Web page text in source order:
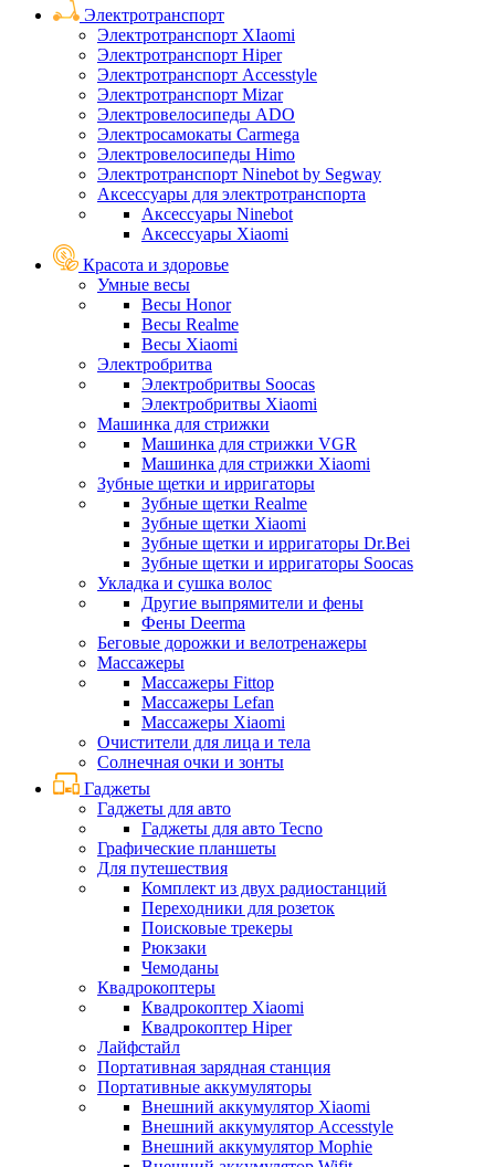
Электротранспорт
Электротранспорт XIaomi
Электротранспорт Hiper
Электротранспорт Accesstyle
Электротранспорт Mizar
Электровелосипеды ADO
Электросамокаты Carmega
Электровелосипеды Himo
Электротранспорт Ninebot by Segway
Аксессуары для электротранспорта
Аксессуары Ninebot
Аксессуары Xiaomi
Красота и здоровье
Умные весы
Весы Honor
Весы Realme
Весы Xiaomi
Электробритва
Электробритвы Soocas
Электробритвы Xiaomi
Машинка для стрижки
Машинка для стрижки VGR
Машинка для стрижки Xiaomi
Зубные щетки и ирригаторы
Зубные щетки Realme
Зубные щетки Xiaomi
Зубные щетки и ирригаторы Dr.Bei
Зубные щетки и ирригаторы Soocas
Укладка и сушка волос
Другие выпрямители и фены
Фены Deerma
Беговые дорожки и велотренажеры
Массажеры
Массажеры Fittop
Массажеры Lefan
Массажеры Xiaomi
Очистители для лица и тела
Солнечная очки и зонты
Гаджеты
Гаджеты для авто
Гаджеты для авто Tecno
Графические планшеты
Для путешествия
Комплект из двух радиостанций
Переходники для розеток
Поисковые трекеры
Рюкзаки
Чемоданы
Квадрокоптеры
Квадрокоптер Xiaomi
Квадрокоптер Hiper
Лайфстайл
Портативная зарядная станция
Портативные аккумуляторы
Внешний аккумулятор Xiaomi
Внешний аккумулятор Accesstyle
Внешний аккумулятор Mophie